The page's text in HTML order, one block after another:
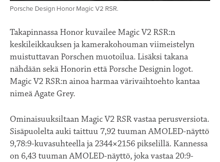
Porsche Design Honor Magic V2 RSR.
Takapinnassa Honor kuvailee Magic V2 RSR:n
keskileikkauksen ja kamerakohouman viimeistelyn
muistuttavan Porschen muotoilua. Lisäksi takana
nähdään sekä Honorin että Porsche Designin logot.
Magic V2 RSR:n ainoa harmaa värivaihtoehto kantaa
nimeä Agate Grey.
Ominaisuuksiltaan Magic V2 RSR vastaa perusversiota.
Sisäpuolelta auki taittuu 7,92 tuuman AMOLED-näyttö
9,78:9-kuvasuhteella ja 2344×2156 pikselillä. Kannessa
on 6,43 tuuman AMOLED-näyttö, joka vastaa 20:9-